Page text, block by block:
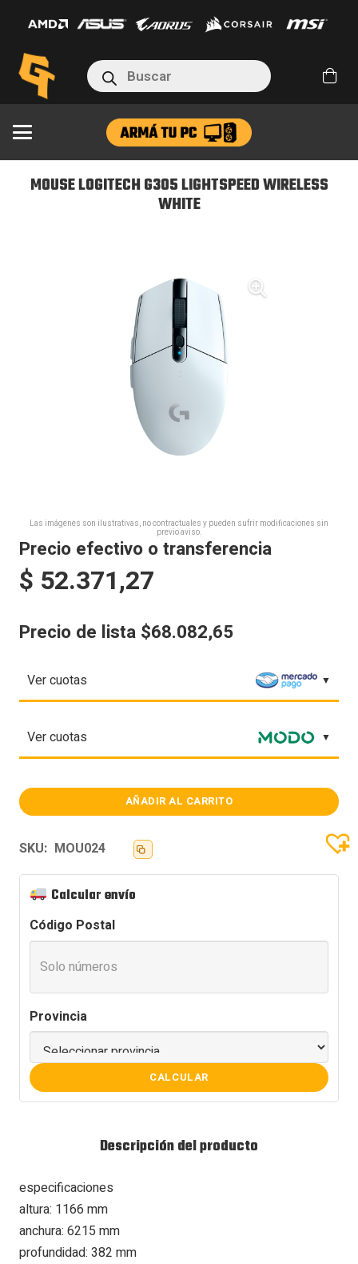
Búsqueda
de
productos
MOUSE LOGITECH G305 LIGHTSPEED WIRELESS
WHITE
Las imágenes son ilustrativas, no contractuales y pueden sufrir modificaciones sin
previo aviso.
Precio efectivo o transferencia
$ 52.371,27
Precio de lista $68.082,65
Ver cuotas
Ver cuotas
MOUSE
LOGITECH
LIGHTSPEED
WIRELESS
WHITE
cantidad
AÑADIR AL CARRITO
SKU: MOU024
Calcular envío
Código Postal
Provincia
CALCULAR
Descripción del producto
especificaciones
altura: 1166 mm
anchura: 6215 mm
profundidad: 382 mm
G305
WIRELESS
WHITE
cantidad